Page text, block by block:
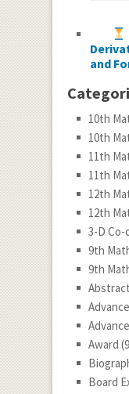
and
10th
10th
11th
11th
12th
12th
3-D
9th
9th
Award
Board